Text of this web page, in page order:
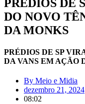
PRÉDIOS DE
DO NOVO
DA MONKS
PRÉDIOS DE SP
DA VANS EM AÇÃO
By Meio e Midia
dezembro 21, 2024
08:02